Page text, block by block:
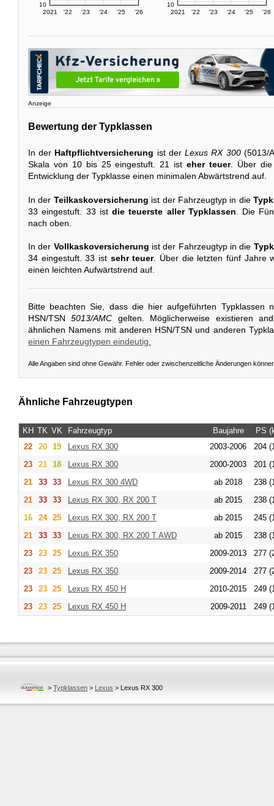
2021 '22 '23 '24 '25 '26
10
2021 '22 '23 '24 '25 '26
10
Anzeige
Bewertung der Typklassen
In der Haftpflichtversicherung ist derLexus RX 300(5013/
Skala von 10 bis 25 eingestuft. 21 ist eher teuer. Über die
Entwicklung der Typklasse einen minimalen Abwärtstrend auf.
In der Teilkaskoversicherung ist der Fahrzeugtyp in die
33 eingestuft. 33 istdie teuerste aller Typklassen . Die
nach oben.
In der Vollkaskoversicherung ist der Fahrzeugtyp in die
34 eingestuft. 33 ist sehr teuer. Über die letzten fünf Jahre
einen leichten Aufwärtstrend auf.
Bitte beachten Sie, dass die hier aufgeführten Typklassen
HSN/TSN5013/AMC gelten. Möglicherweise existieren
ähnlichen Namens mit anderen HSN/TSN und anderen
einen Fahrzeugtypen eindeutig.
Alle Angaben sind ohne Gewähr. Fehler oder zwischenzeitliche Änderungen
Ähnliche Fahrzeugtypen
KH TK VK Fahrzeugtyp Baujahre
PS
22
20 19 Lexus RX 300 2003-2006
204
23
21 18 Lexus RX 300 2000-2003
201
21
33 33 Lexus RX 300 4WD ab 2018
238
21
33 33 Lexus RX 300, RX 200 T ab 2015
238
16
24 25 Lexus RX 300, RX 200 T ab 2015
245
21
33 33 Lexus RX 300, RX 200 T AWD ab 2015
238
23
23 25 Lexus RX 350 2009-2013
277
23
23 25 Lexus RX 350 2009-2014
277
23
23 25 Lexus RX 450 H 2010-2015
249
23
23 25 Lexus RX 450 H 2009-2011 249
> Typklassen > Lexus > Lexus RX 300